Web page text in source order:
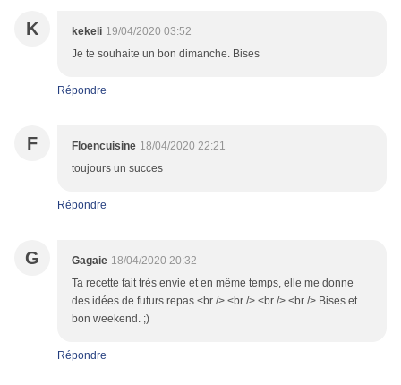
K kekeli 19/04/2020 03:52
Je te souhaite un bon dimanche. Bises
Répondre
F Floencuisine 18/04/2020 22:21
toujours un succes
Répondre
G Gagaie 18/04/2020 20:32
Ta recette fait très envie et en même temps, elle me donne
des idées de futurs repas.<br /> <br /> <br /> <br /> Bises et
bon weekend. ;)
Répondre